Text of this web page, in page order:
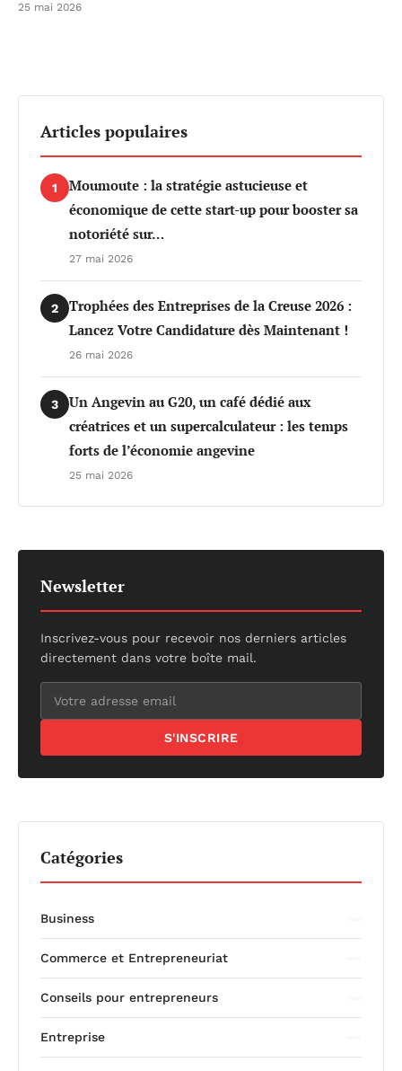
25 mai 2026
Articles populaires
1
Moumoute : la stratégie astucieuse et
économique de cette start-up pour booster sa
notoriété sur…
27 mai 2026
2
Trophées des Entreprises de la Creuse 2026 :
Lancez Votre Candidature dès Maintenant !
26 mai 2026
3
Un Angevin au G20, un café dédié aux
créatrices et un supercalculateur : les temps
forts de l’économie angevine
25 mai 2026
Newsletter
Inscrivez-vous pour recevoir nos derniers articles
directement dans votre boîte mail.
S'INSCRIRE
Catégories
Business
Commerce et Entrepreneuriat
Conseils pour entrepreneurs
Entreprise